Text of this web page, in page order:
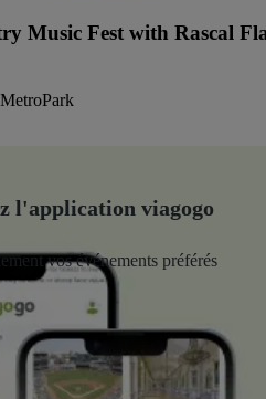
Music Fest with Rascal
l'application viagogo
vos événements préférés